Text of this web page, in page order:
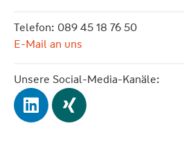
Telefon: 089 45 18 76 50
E-Mail an uns
Unsere Social-Media-Kanäle: